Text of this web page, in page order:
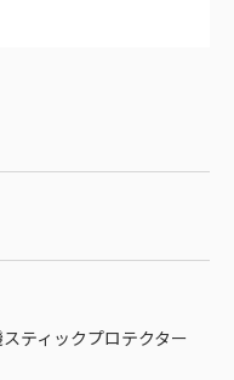
ティックプロテクター